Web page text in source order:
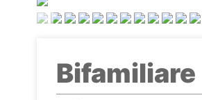
Bifamiliare